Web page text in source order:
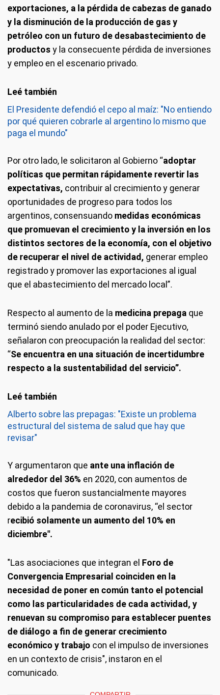
exportaciones, a la pérdida de cabezas de ganado
y la disminución de la producción de gas y
petróleo con un futuro de desabastecimiento de
productos y la consecuente pérdida de inversiones
y empleo en el escenario privado.
El Presidente defendió el cepo al maíz: "No entiendo
por qué quieren cobrarle al argentino lo mismo que
paga el mundo"
Por otro lado, le solicitaron al Gobierno “adoptar
políticas que permitan rápidamente revertir las
expectativas, contribuir al crecimiento y generar
oportunidades de progreso para todos los
argentinos, consensuando medidas económicas
que promuevan el crecimiento y la inversión en los
distintos sectores de la economía, con el objetivo
de recuperar el nivel de actividad, generar empleo
registrado y promover las exportaciones al igual
que el abastecimiento del mercado local”.
Respecto al aumento de la medicina prepaga que
terminó siendo anulado por el poder Ejecutivo,
señalaron con preocupación la realidad del sector:
“Se encuentra en una situación de incertidumbre
respecto a la sustentabilidad del servicio”.
Alberto sobre las prepagas: "Existe un problema
estructural del sistema de salud que hay que
revisar"
Y argumentaron que ante una inflación de
alrededor del 36% en 2020, con aumentos de
costos que fueron sustancialmente mayores
debido a la pandemia de coronavirus, “el sector
recibió solamente un aumento del 10% en
diciembre".
"Las asociaciones que integran el Foro de
Convergencia Empresarial coinciden en la
necesidad de poner en común tanto el potencial
como las particularidades de cada actividad, y
renuevan su compromiso para establecer puentes
de diálogo a fin de generar crecimiento
económico y trabajo con el impulso de inversiones
en un contexto de crisis", instaron en el
comunicado.